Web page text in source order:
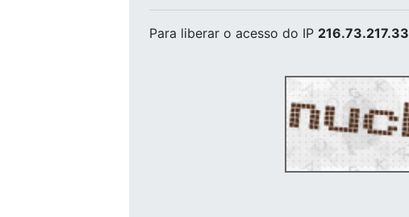
Para liberar o acesso do IP 216.73.217.33